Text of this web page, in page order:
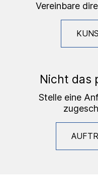
Vereinbare
Nicht das
Stelle eine